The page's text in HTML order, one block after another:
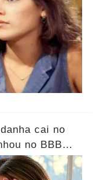
cai no
no BBB